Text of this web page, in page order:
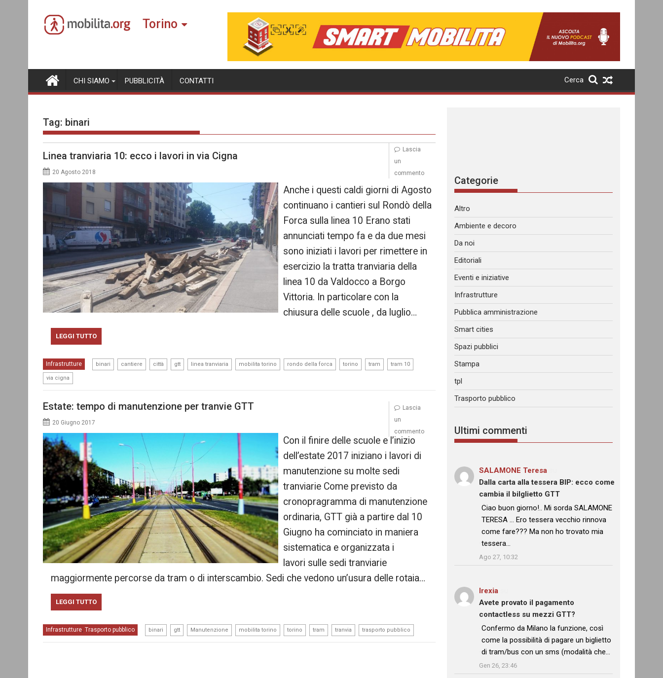
content
Torino
CHI SIAMO PUBBLICITÀ CONTATTI Cerca
Tag: binari
Linea tranviaria 10: ecco i lavori in via Cigna
20 Agosto 2018
Anche i questi caldi giorni di Agosto
continuano i cantieri sul Rondò della
Forca sulla linea 10 Erano stati
annunciati tempo fa e da due mesi
sono iniziati i lavori per rimettere in
esercizio la tratta tranviaria della
linea 10 da Valdocco a Borgo
Vittoria. In particolare con la
chiusura delle scuole , da luglio…
LEGGI TUTTO
Infrastrutture binari cantiere città gtt linea tranviaria mobilita torino rondo della forca torino tram tram 10
via cigna
Lascia
un
commento
Estate: tempo di manutenzione per tranvie GTT
20 Giugno 2017
Con il finire delle scuole e l’inizio
dell’estate 2017 iniziano i lavori di
manutenzione su molte sedi
tranviarie Come previsto da
cronopragramma di manutenzione
ordinaria, GTT già a partire dal 10
Giugno ha cominciato in maniera
sistematica e organizzata i
lavori sulle sedi tranviarie
maggiormente percorse da tram o di interscambio. Sedi che vedono un’usura delle rotaia…
LEGGI TUTTO
Infrastrutture, Trasporto pubblico binari gtt Manutenzione mobilita torino torino tram tranvia trasporto pubblico
Lascia
un
commento
Categorie
Altro
Ambiente e decoro
Da noi
Editoriali
Eventi e iniziative
Infrastrutture
Pubblica amministrazione
Smart cities
Spazi pubblici
Stampa
tpl
Trasporto pubblico
Ultimi commenti
SALAMONE Teresa
Dalla carta alla tessera BIP: ecco come
cambia il bilglietto GTT
: “
Ciao buon giorno!.. Mi sorda SALAMONE
TERESA … Ero tessera vecchio rinnova
come fare??? Ma non ho trovato mia
tessera…
Ago 27, 10:32
Irexia
Avete provato il pagamento
contactless su mezzi GTT?
: “
Confermo da Milano la funzione, così
come la possibilità di pagare un biglietto
di tram/bus con un sms (modalità che…
Gen 26, 23:46